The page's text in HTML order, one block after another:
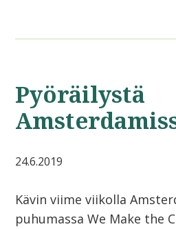
Pyöräilystä
24.6.2019
Kävin viime viikolla
puhumassa We Make the